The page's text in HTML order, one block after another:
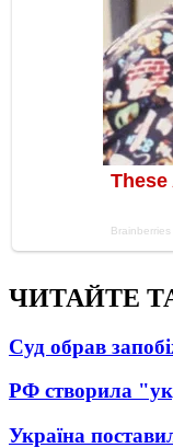
ЧИТАЙТЕ
Суд обрав
РФ створила
Україна